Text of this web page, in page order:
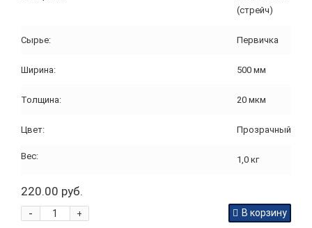
(стрейч)
Сырье: Первичка
Ширина: 500 мм
Толщина: 20 мкм
Цвет: Прозрачный
Вес: 1,0 кг
220.00 руб.
+
- В корзину